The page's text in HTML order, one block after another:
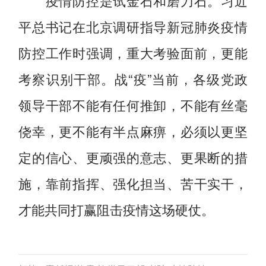
平总书记在北京调研指导新冠肺炎疫情
防控工作时强调，重大考验面前，更能
考察识别干部。战“疫”当前，各级党政
领导干部不能有任何推卸，不能有丝毫
侥幸，更不能有半点麻痹，必须以更坚
定的信心、更顽强的意志、更果断的措
施，靠前指挥、强化担当、苦干实干，
才能共同打赢阻击疫情这场硬仗。